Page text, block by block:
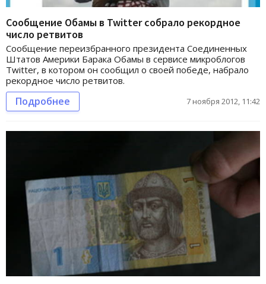
Сообщение Обамы в Twitter собрало рекордное
число ретвитов
Сообщение переизбранного президента Соединенных
Штатов Америки Барака Обамы в сервисе микроблогов
Twitter, в котором он сообщил о своей победе, набрало
рекордное число ретвитов.
Подробнее 7 ноября 2012, 11:42